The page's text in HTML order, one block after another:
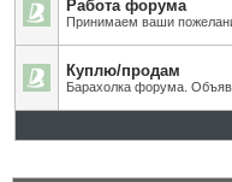
Работа форума
Принимаем ваши
Куплю/продам
Барахолка форума.